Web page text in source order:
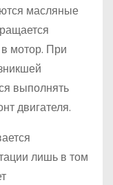
масляные
мотор. При
выполнять
двигателя.
лишь в том